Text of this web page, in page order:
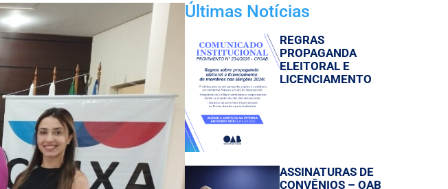
Últimas Notícias
REGRAS
PROPAGANDA
ELEITORAL E
LICENCIAMENTO
ASSINATURAS DE
CONVÊNIOS – OAB